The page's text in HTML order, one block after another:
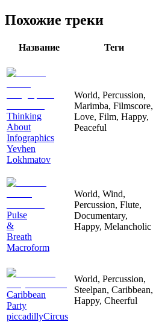
Похожие треки
Название Теги
Thinking
About
Infographics
Yevhen
Lokhmatov
World, Percussion,
Marimba, Filmscore,
Love, Film, Happy,
Peaceful
Pulse
&
Breath
Macroform
World, Wind,
Percussion, Flute,
Documentary,
Happy, Melancholic
Caribbean
Party
piccadillyCircus
World, Percussion,
Steelpan, Caribbean,
Happy, Cheerful